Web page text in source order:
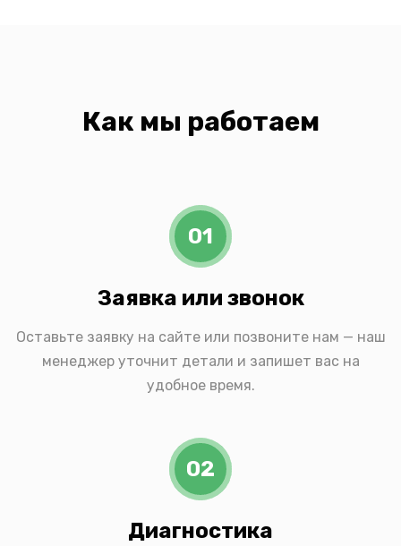
Как мы работаем
01
Заявка или звонок
Оставьте заявку на сайте или позвоните нам — наш
менеджер уточнит детали и запишет вас на
удобное время.
02
Диагностика